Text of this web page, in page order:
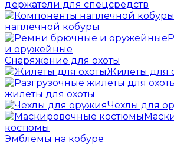
держатели для спецсредств
наплечной кобуры
и оружейные
Снаряжение для охоты
Жилеты для
жилеты для охоты
Чехлы для
костюмы
Эмблемы на кобуре